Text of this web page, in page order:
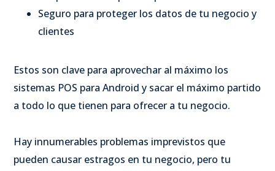
Seguro para proteger los datos de tu negocio y
clientes
Estos son clave para aprovechar al máximo los
sistemas POS para Android y sacar el máximo partido
a todo lo que tienen para ofrecer a tu negocio.
Hay innumerables problemas imprevistos que
pueden causar estragos en tu negocio, pero tu